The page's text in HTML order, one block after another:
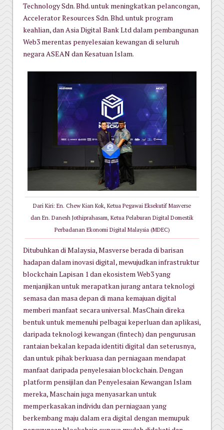
Technology Sdn. Bhd. untuk meningkatkan pelancongan,
Accelerator Resources Sdn. Bhd. untuk program
keahlian, dan Asia Digital Bank Ltd dalam pembangunan
Web3 merentas penyelesaian kewangan di seluruh
negara ASEAN dan Kesatuan Islam.
Dari Kiri: En. Chew Kian Kok, Ketua Pegawai Eksekutif Masverse
dan En. Danesh Jothiprahasam, Ketua Pelaburan Digital Domestik
Perbadanan Ekonomi Digital Malaysia (MDEC)
Ditubuhkan di Malaysia, Masverse berada di barisan
hadapan dalam inovasi digital, mewujudkan infrastruktur
blockchain Lapisan 1 dan ekosistem Web3 yang
menjanjikan untuk merapatkan jurang antara teknologi
semasa dan masa depan di mana kemajuan digital
memberi manfaat secara universal. MasChain direka
bentuk untuk memenuhi pelbagai keperluan dan aplikasi,
daripada teknologi kewangan (fintech) dan pengurusan
rantaian bekalan kepada identiti digital dan seterusnya,
dan untuk pihak berkuasa dan perniagaan mendapat
manfaat daripada penyelesaian blockchain. Dengan
platform pensijilan dan Penyelesaian Kewangan Islam
mereka, Maschain juga menyasarkan untuk
memperkasakan individu dan perniagaan yang
berkembang maju dalam era digital dengan memupuk